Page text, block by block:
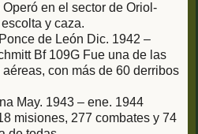
en el sector de Oriol-
y caza.
de León Dic. 1942 –
Bf 109G Fue una de las
con más de 60 derribos
May. 1943 – ene. 1944
misiones, 277 combates y 74